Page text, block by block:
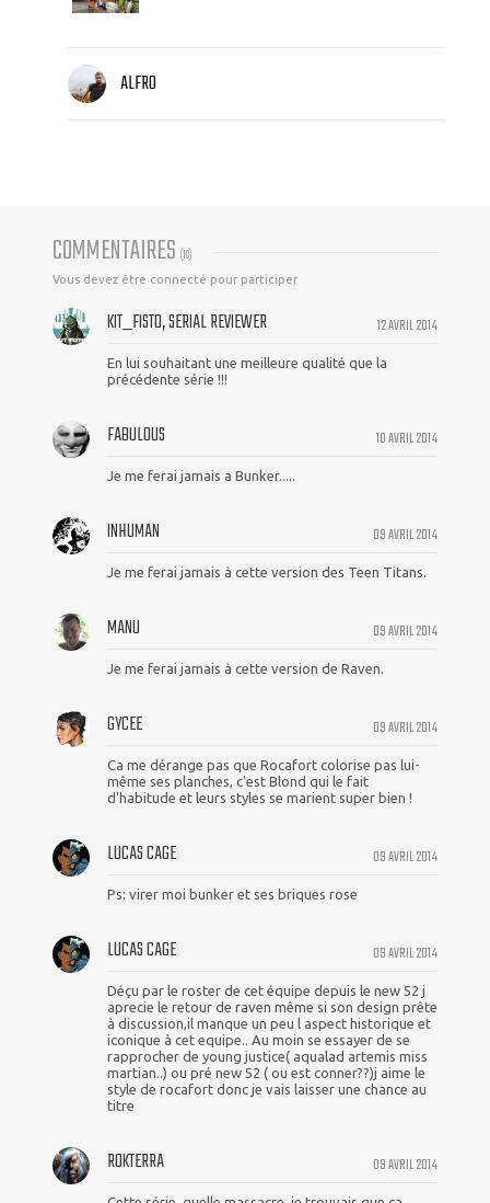
ALFRO
COMMENTAIRES (10)
Vous devez être connecté pour participer
12 AVRIL 2014
KIT_FISTO, SERIAL REVIEWER
En lui souhaitant une meilleure qualité que la
précédente série !!!
10 AVRIL 2014
FABULOUS
Je me ferai jamais a Bunker.....
09 AVRIL 2014
INHUMAN
Je me ferai jamais à cette version des Teen Titans.
09 AVRIL 2014
MANU
Je me ferai jamais à cette version de Raven.
09 AVRIL 2014
GYCEE
Ca me dérange pas que Rocafort colorise pas lui-
même ses planches, c'est Blond qui le fait
d'habitude et leurs styles se marient super bien !
09 AVRIL 2014
LUCAS CAGE
Ps: virer moi bunker et ses briques rose
09 AVRIL 2014
LUCAS CAGE
Déçu par le roster de cet équipe depuis le new 52 j
aprecie le retour de raven même si son design prête
à discussion,il manque un peu l aspect historique et
iconique à cet equipe.. Au moin se essayer de se
rapprocher de young justice( aqualad artemis miss
martian..) ou pré new 52 ( ou est conner??)j aime le
style de rocafort donc je vais laisser une chance au
titre
09 AVRIL 2014
ROKTERRA